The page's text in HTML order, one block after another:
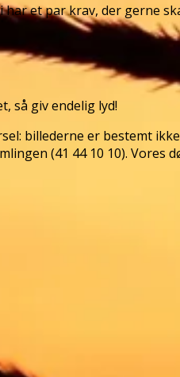
et par krav, der gerne
så giv endelig lyd!
billederne er bestemt
(41 44 10 10).